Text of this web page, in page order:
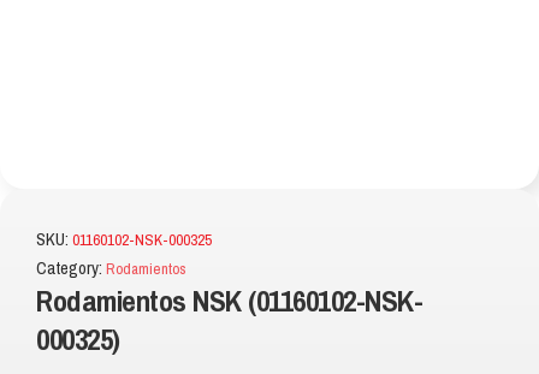
SKU: 01160102-NSK-000325
Category: Rodamientos
Rodamientos NSK (01160102-NSK-
000325)